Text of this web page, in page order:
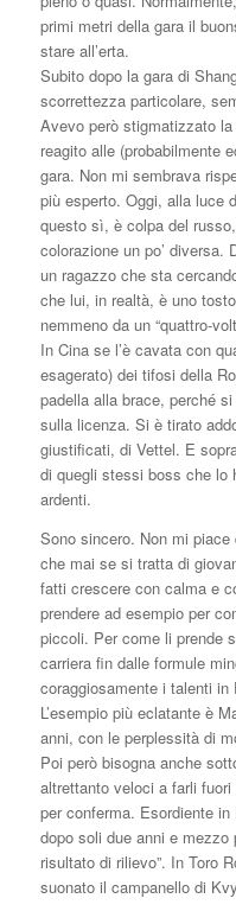
primi metri della gara il
stare all’erta.
Subito dopo la gara di
scorrettezza particolare,
Avevo però stigmatizzato
reagito alle (probabilmente
gara. Non mi sembrava
più esperto. Oggi, alla luce
questo sì, è colpa del
colorazione un po’ diversa.
un ragazzo che sta
che lui, in realtà, è uno
nemmeno da un “quattro-
In Cina se l’è cavata con
esagerato) dei tifosi della
padella alla brace, perché
sulla licenza. Si è tirato
giustificati, di Vettel. E
di quegli stessi boss che lo
ardenti.
Sono sincero. Non mi
che mai se si tratta di
fatti crescere con calma e
prendere ad esempio per
piccoli. Per come li prende
carriera fin dalle formule
coraggiosamente i talenti in
L’esempio più eclatante è
anni, con le perplessità di
Poi però bisogna anche
altrettanto veloci a farli
per conferma. Esordiente
dopo soli due anni e mezzo
risultato di rilievo”. In Toro
suonato il campanello di